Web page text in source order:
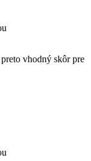
vhodný skôr pre